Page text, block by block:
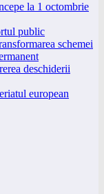
la 1 octombrie
public
schemei
deschiderii
european